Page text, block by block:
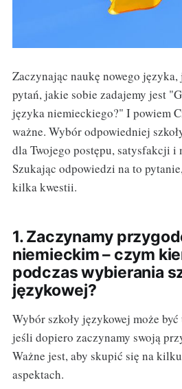
Zaczynając naukę nowego
pytań, jakie sobie zadajemy jest
języka niemieckiego?" I powiem
ważne. Wybór odpowiedniej
dla Twojego postępu, satysfakcji
Szukając odpowiedzi na to
kilka kwestii.
1. Zaczynamy
niemieckim – czym
podczas wybierania
językowej?
Wybór szkoły językowej może
jeśli dopiero zaczynamy swoją
Ważne jest, aby skupić się na
aspektach.